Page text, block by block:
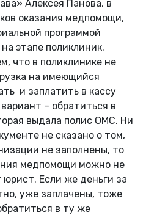
Алексея Панова, в
оказания медпомощи,
программой
этапе поликлиник.
что в поликлинике не
на имеющийся
и заплатить в кассу
– обратиться в
выдала полис ОМС. Ни
не сказано о том,
не заполнены, то
медпомощи можно не
Если же деньги за
уже заплачены, тоже
в ту же